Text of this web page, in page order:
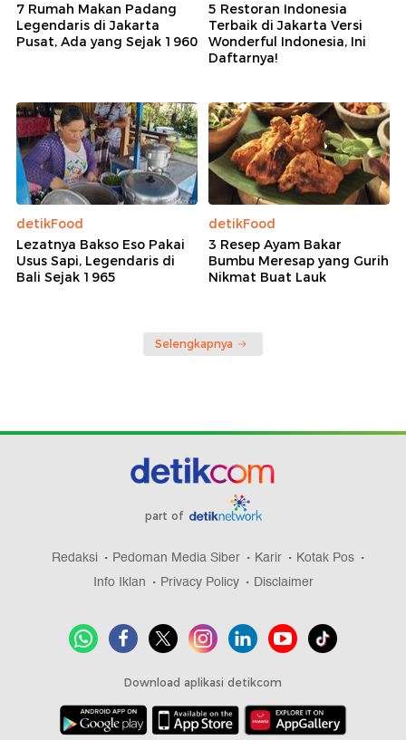
7 Rumah Makan Padang
Legendaris di Jakarta
Pusat, Ada yang Sejak 1960
5 Restoran Indonesia
Terbaik di Jakarta Versi
Wonderful Indonesia, Ini
Daftarnya!
detikFood
Lezatnya Bakso Eso Pakai
Usus Sapi, Legendaris di
Bali Sejak 1965
detikFood
3 Resep Ayam Bakar
Bumbu Meresap yang Gurih
Nikmat Buat Lauk
Selengkapnya
part of
Redaksi Pedoman Media Siber Karir
Kotak Pos
Info Iklan
Privacy Policy Disclaimer
Download aplikasi detikcom